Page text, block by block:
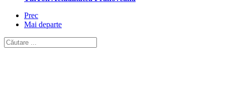
Prec
Mai departe